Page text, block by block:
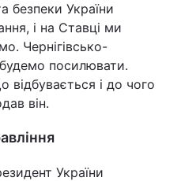
України
і на Ставці ми
Чернігівсько-
посилювати.
і до чого
він.
України